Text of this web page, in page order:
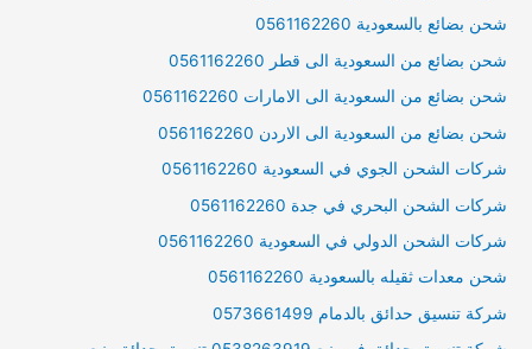
شحن بضائع بالسعودية 0561162260
شحن بضائع من السعودية الى قطر 0561162260
شحن بضائع من السعودية الى الامارات 0561162260
شحن بضائع من السعودية الى الاردن 0561162260
شركات الشحن الجوي في السعودية 0561162260
شركات الشحن البحري في جدة 0561162260
شركات الشحن الدولي في السعودية 0561162260
شحن معدات ثقيله بالسعودية 0561162260
شركة تنسيق حدائق بالدمام 0573661499